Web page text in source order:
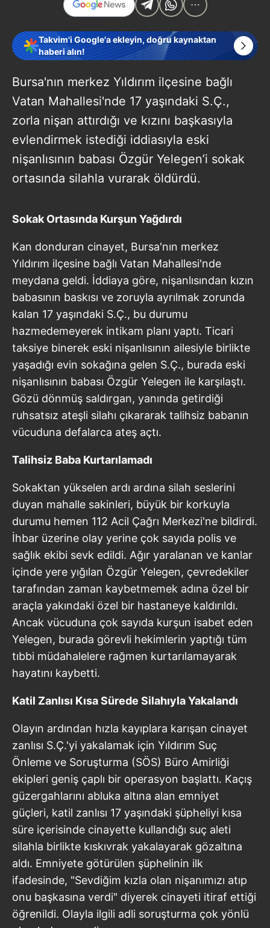
Takvim'i Google'a ekleyin, doğru kaynaktan
haberi alın!
Bursa'nın merkez Yıldırım ilçesine bağlı
Vatan Mahallesi'nde 17 yaşındaki S.Ç.,
zorla nişan attırdığı ve kızını başkasıyla
evlendirmek istediği iddiasıyla eski
nişanlısının babası Özgür Yelegen’i sokak
ortasında silahla vurarak öldürdü.
Sokak Ortasında Kurşun Yağdırdı
Kan donduran cinayet, Bursa'nın merkez
Yıldırım ilçesine bağlı Vatan Mahallesi'nde
meydana geldi. İddiaya göre, nişanlısından kızın
babasının baskısı ve zoruyla ayrılmak zorunda
kalan 17 yaşındaki S.Ç., bu durumu
hazmedemeyerek intikam planı yaptı. Ticari
taksiye binerek eski nişanlısının ailesiyle birlikte
yaşadığı evin sokağına gelen S.Ç., burada eski
nişanlısının babası Özgür Yelegen ile karşılaştı.
Gözü dönmüş saldırgan, yanında getirdiği
ruhsatsız ateşli silahı çıkararak talihsiz babanın
vücuduna defalarca ateş açtı.
Talihsiz Baba Kurtarılamadı
Sokaktan yükselen ardı ardına silah seslerini
duyan mahalle sakinleri, büyük bir korkuyla
durumu hemen 112 Acil Çağrı Merkezi'ne bildirdi.
İhbar üzerine olay yerine çok sayıda polis ve
sağlık ekibi sevk edildi. Ağır yaralanan ve kanlar
içinde yere yığılan Özgür Yelegen, çevredekiler
tarafından zaman kaybetmemek adına özel bir
araçla yakındaki özel bir hastaneye kaldırıldı.
Ancak vücuduna çok sayıda kurşun isabet eden
Yelegen, burada görevli hekimlerin yaptığı tüm
tıbbi müdahalelere rağmen kurtarılamayarak
hayatını kaybetti.
Katil Zanlısı Kısa Sürede Silahıyla Yakalandı
Olayın ardından hızla kayıplara karışan cinayet
zanlısı S.Ç.'yi yakalamak için Yıldırım Suç
Önleme ve Soruşturma (SÖS) Büro Amirliği
ekipleri geniş çaplı bir operasyon başlattı. Kaçış
güzergahlarını abluka altına alan emniyet
güçleri, katil zanlısı 17 yaşındaki şüpheliyi kısa
süre içerisinde cinayette kullandığı suç aleti
silahla birlikte kıskıvrak yakalayarak gözaltına
aldı. Emniyete götürülen şüphelinin ilk
ifadesinde, "Sevdiğim kızla olan nişanımızı atıp
onu başkasına verdi" diyerek cinayeti itiraf ettiği
öğrenildi. Olayla ilgili adli soruşturma çok yönlü